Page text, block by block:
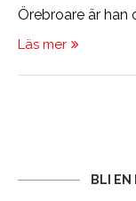
Örebroare är han
Läs mer
BLI EN